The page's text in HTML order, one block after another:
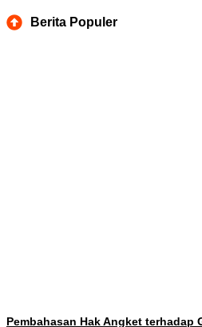
Berita Populer
Pembahasan Hak Angket terhadap